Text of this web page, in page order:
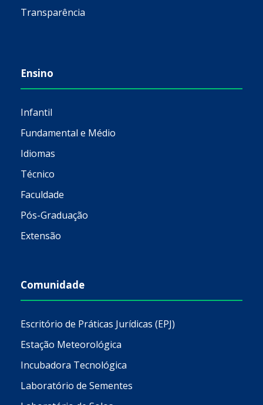
Transparência
Ensino
Infantil
Fundamental e Médio
Idiomas
Técnico
Faculdade
Pós-Graduação
Extensão
Comunidade
Escritório de Práticas Jurídicas (EPJ)
Estação Meteorológica
Incubadora Tecnológica
Laboratório de Sementes